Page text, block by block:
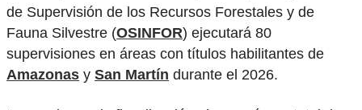
de Supervisión de los Recursos Forestales y de
Fauna Silvestre (OSINFOR) ejecutará 80
supervisiones en áreas con títulos habilitantes de
Amazonas y San Martín durante el 2026.